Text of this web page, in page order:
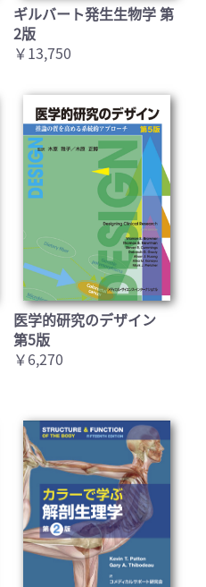
ギルバート発生生物学 第
2版
￥13,750
医学的研究のデザイン
第5版
￥6,270